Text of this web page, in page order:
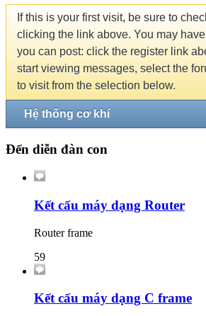
If this is your first visit, be sure to
clicking the link above. You may
you can post: click the register link
start viewing messages, select the
to visit from the selection below.
Hệ thống cơ khí
Đến diễn đàn con
Kết cấu máy dạng Router
Router frame
59
Kết cấu máy dạng C frame